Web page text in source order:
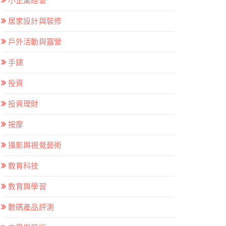
居家設計與裝修
戶外活動與露營
手錶
投資
投資理財
按摩
攝影與視覺藝術
教育科技
教育與學習
數碼產品評測